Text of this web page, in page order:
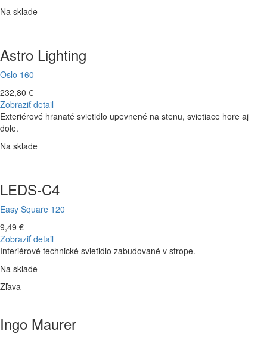
Na sklade
Astro Lighting
Oslo 160
232,80 €
Zobraziť detail
Exteriérové hranaté svietidlo upevnené na stenu, svietiace hore aj
dole.
Na sklade
LEDS-C4
Easy Square 120
9,49 €
Zobraziť detail
Interiérové technické svietidlo zabudované v strope.
Na sklade
Zľava
Ingo Maurer